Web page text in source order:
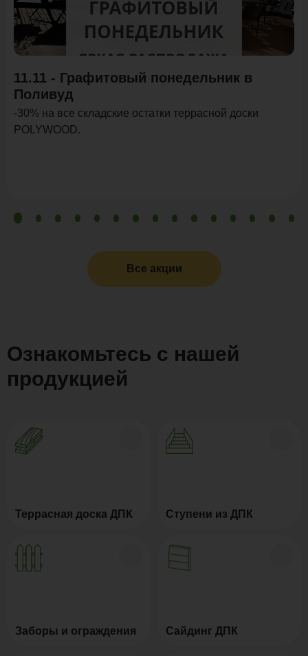
Акция
11.11 - Графитовый понедельник в
Поливуд
-30% на все складские остатки террасной доски
POLYWOOD.
Все акции
Ознакомьтесь с нашей
продукцией
Террасная доска ДПК Ступени из ДПК
Заборы и ограждения Сайдинг ДПК